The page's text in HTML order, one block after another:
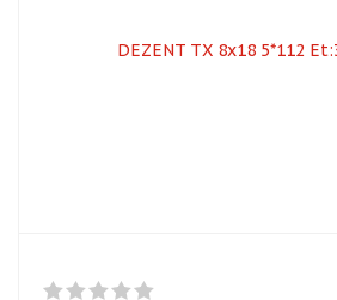
Оплачивайте сегодня только